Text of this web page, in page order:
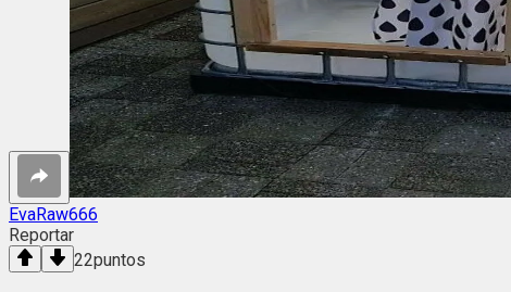
EvaRaw666
Reportar
22puntos